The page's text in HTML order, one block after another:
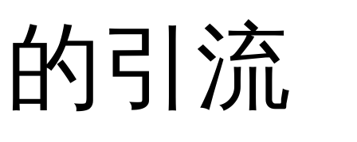
的引流